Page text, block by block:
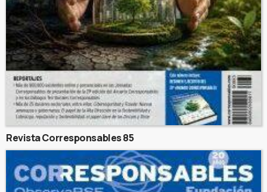
Revista Corresponsables 85